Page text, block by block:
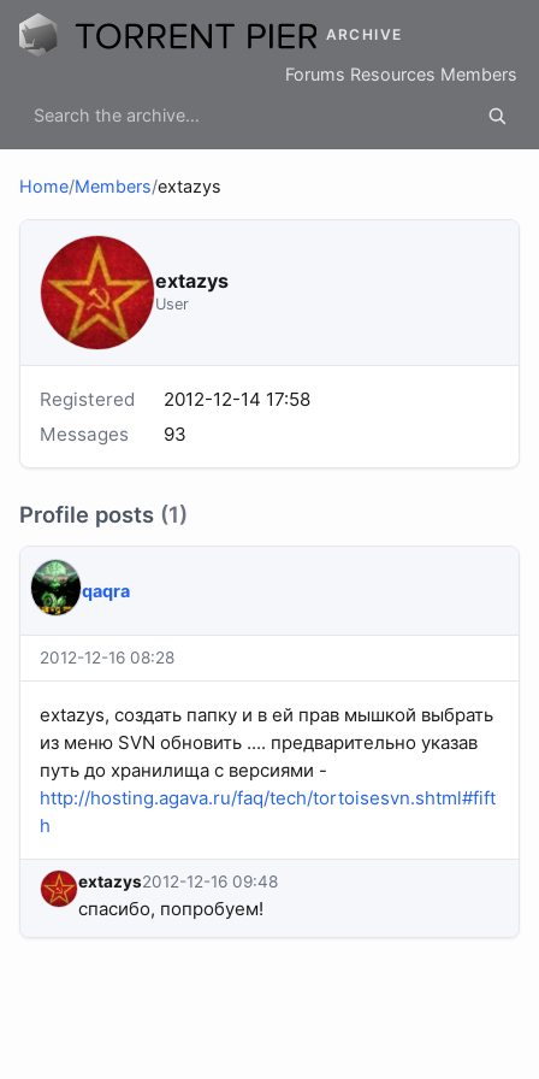
ARCHIVE
Forums Resources Members
Home/Members/extazys
extazys
User
Registered
2012-12-14 17:58
Messages
93
Profile posts (1)
qaqra
2012-12-16 08:28
extazys, создать папку и в ей прав мышкой выбрать
из меню SVN обновить .... предварительно указав
путь до хранилища с версиями -
http://hosting.agava.ru/faq/tech/tortoisesvn.shtml#fift
h
extazys2012-12-16 09:48
спасибо, попробуем!